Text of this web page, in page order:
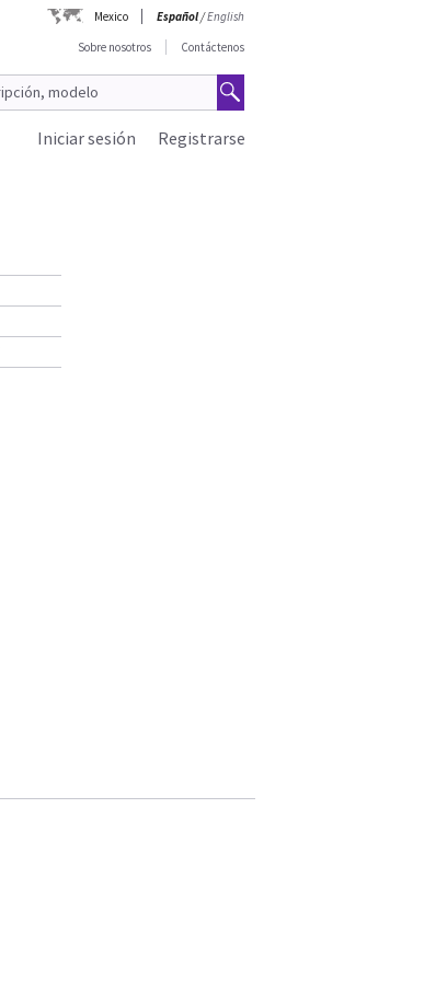
Mexico Español/English
Sobre nosotros
Contáctenos
Registrarse
Iniciar sesión